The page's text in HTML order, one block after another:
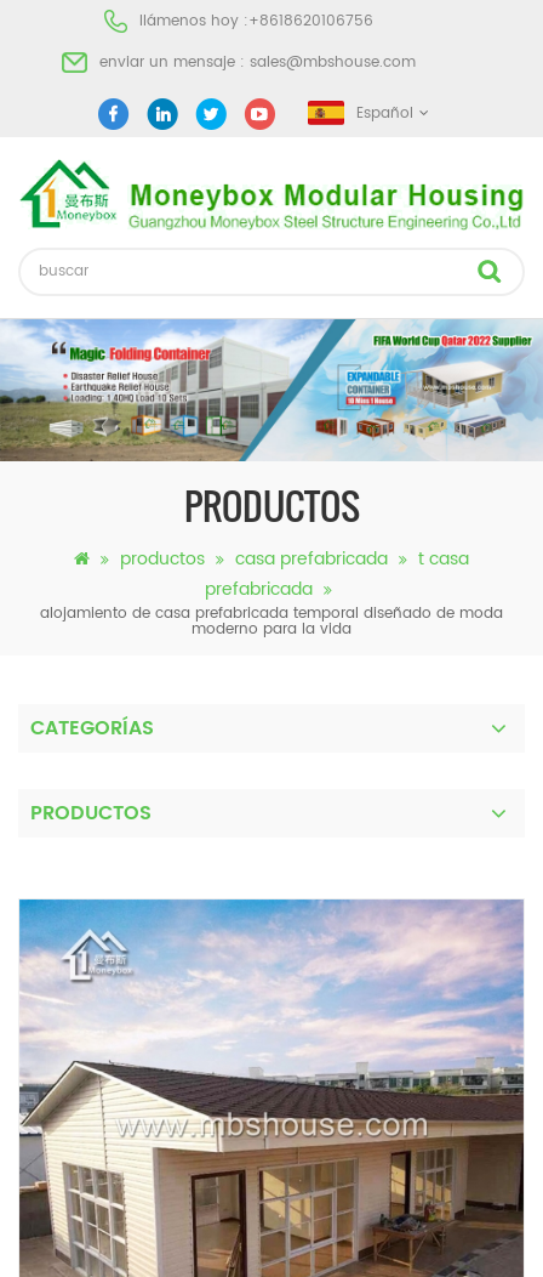
llámenos hoy :+8618620106756
enviar un mensaje : sales@mbshouse.com
Español
PRODUCTOS
productos casa prefabricada
t casa
prefabricada
alojamiento de casa prefabricada temporal diseñado de moda
moderno para la vida
CATEGORÍAS
PRODUCTOS